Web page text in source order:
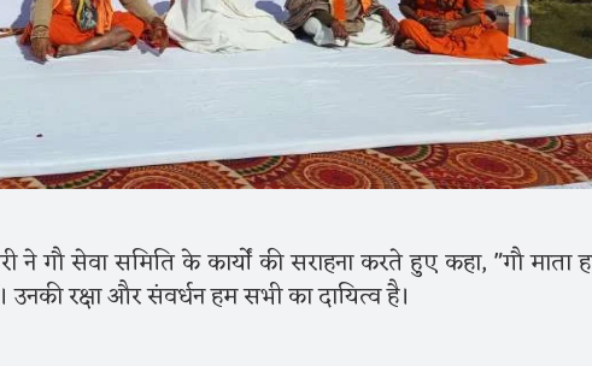
ने गौ सेवा समिति के कार्यों की सराहना करते हुए कहा, "गौ माता
रक्षा और संवर्धन हम सभी का दायित्व है।